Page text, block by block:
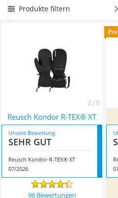
mit einer Fixierung
hat uns hier im Juli 2026
mit seinen
Produkte filtern
2 / 8
Reusch Kondor R-TEX® XT
Unsere Bewertung
SEHR GUT
Reusch Kondor R-TEX® XT
07/2026
96 Bewertungen